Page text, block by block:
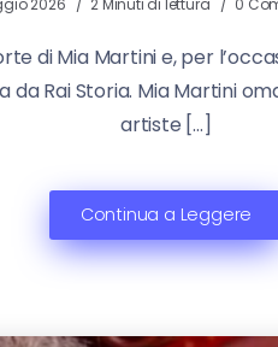
2026 2 Minuti di lettura 0
di Mia Martini e, per
Rai Storia. Mia Martini
artiste […]
Continua a Leggere